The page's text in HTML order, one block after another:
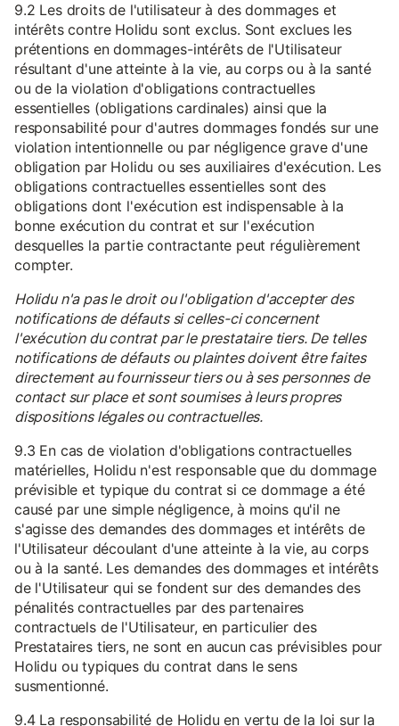
9.2 Les droits de l'utilisateur à des dommages et
intérêts contre Holidu sont exclus. Sont exclues les
prétentions en dommages-intérêts de l'Utilisateur
résultant d'une atteinte à la vie, au corps ou à la santé
ou de la violation d'obligations contractuelles
essentielles (obligations cardinales) ainsi que la
responsabilité pour d'autres dommages fondés sur une
violation intentionnelle ou par négligence grave d'une
obligation par Holidu ou ses auxiliaires d'exécution. Les
obligations contractuelles essentielles sont des
obligations dont l'exécution est indispensable à la
bonne exécution du contrat et sur l'exécution
desquelles la partie contractante peut régulièrement
compter.
Holidu n'a pas le droit ou l'obligation d'accepter des
notifications de défauts si celles-ci concernent
l'exécution du contrat par le prestataire tiers. De telles
notifications de défauts ou plaintes doivent être faites
directement au fournisseur tiers ou à ses personnes de
contact sur place et sont soumises à leurs propres
dispositions légales ou contractuelles.
9.3 En cas de violation d'obligations contractuelles
matérielles, Holidu n'est responsable que du dommage
prévisible et typique du contrat si ce dommage a été
causé par une simple négligence, à moins qu'il ne
s'agisse des demandes des dommages et intérêts de
l'Utilisateur découlant d'une atteinte à la vie, au corps
ou à la santé. Les demandes des dommages et intérêts
de l'Utilisateur qui se fondent sur des demandes des
pénalités contractuelles par des partenaires
contractuels de l'Utilisateur, en particulier des
Prestataires tiers, ne sont en aucun cas prévisibles pour
Holidu ou typiques du contrat dans le sens
susmentionné.
9.4 La responsabilité de Holidu en vertu de la loi sur la